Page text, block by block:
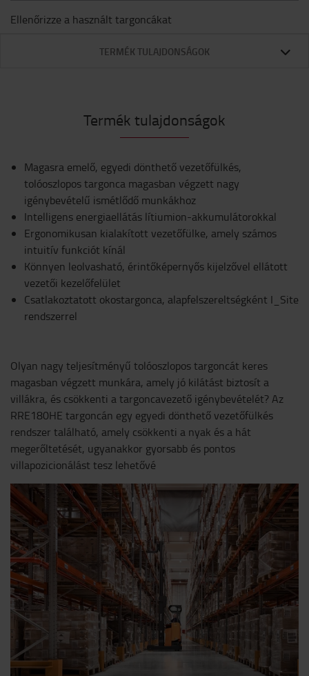
Ellenőrizze a használt targoncákat
TERMÉK TULAJDONSÁGOK
Termék tulajdonságok
Magasra emelő, egyedi dönthető vezetőfülkés,
tolóoszlopos targonca magasban végzett nagy
igénybevételű ismétlődő munkákhoz
Intelligens energiaellátás lítiumion-akkumulátorokkal
Ergonomikusan kialakított vezetőfülke, amely számos
intuitív funkciót kínál
Könnyen leolvasható, érintőképernyős kijelzővel ellátott
vezetői kezelőfelület
Csatlakoztatott okostargonca, alapfelszereltségként I_Site
rendszerrel
Olyan nagy teljesítményű tolóoszlopos targoncát keres
magasban végzett munkára, amely jó kilátást biztosít a
villákra, és csökkenti a targoncavezető igénybevételét? Az
RRE180HE targoncán egy egyedi dönthető vezetőfülkés
rendszer található, amely csökkenti a nyak és a hát
megerőltetését, ugyanakkor gyorsabb és pontos
villapozicionálást tesz lehetővé